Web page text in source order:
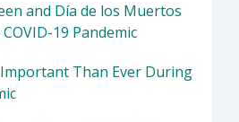
and Día de los Muertos
19 Pandemic
Than Ever During